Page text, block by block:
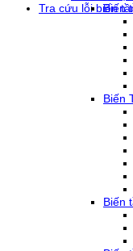
Tra cứu lỗi biến
Biến
Biến
Biến